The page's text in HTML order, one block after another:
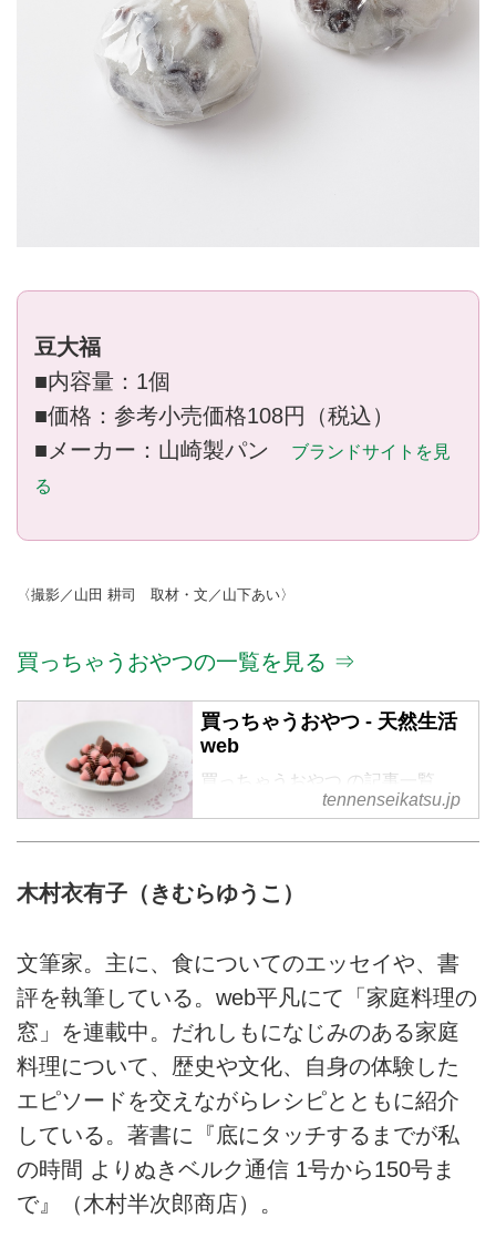
豆大福
■内容量：1個
■価格：参考小売価格108円（税込）
■メーカー：山崎製パン
ブランドサイトを見
る
〈撮影／山田 耕司 取材・文／山下あい〉
買っちゃうおやつの一覧を見る ⇒
買っちゃうおやつ - 天然生活
web
買っちゃうおやつ の記事一覧
tennenseikatsu.jp
木村衣有子（きむらゆうこ）
文筆家。主に、食についてのエッセイや、書
評を執筆している。web平凡にて「家庭料理の
窓」を連載中。だれしもになじみのある家庭
料理について、歴史や文化、自身の体験した
エピソードを交えながらレシピとともに紹介
している。著書に『底にタッチするまでが私
の時間 よりぬきベルク通信 1号から150号ま
で』（木村半次郎商店）。